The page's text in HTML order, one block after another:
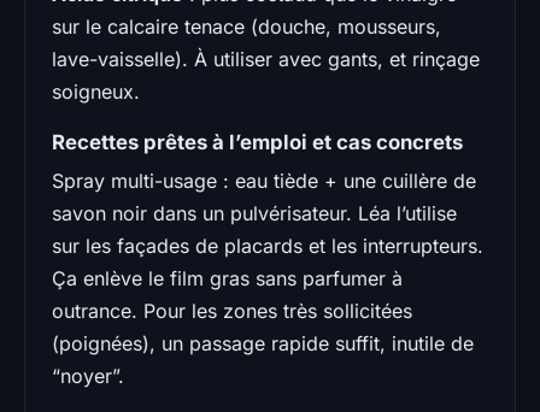
sur le calcaire tenace (douche, mousseurs,
lave-vaisselle). À utiliser avec gants, et rinçage
soigneux.
Recettes prêtes à l’emploi et cas concrets
Spray multi-usage : eau tiède + une cuillère de
savon noir dans un pulvérisateur. Léa l’utilise
sur les façades de placards et les interrupteurs.
Ça enlève le film gras sans parfumer à
outrance. Pour les zones très sollicitées
(poignées), un passage rapide suffit, inutile de
“noyer”.